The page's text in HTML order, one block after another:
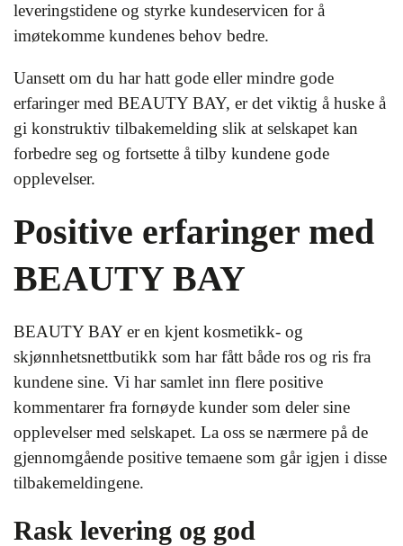
leveringstidene og styrke kundeservicen for å
imøtekomme kundenes behov bedre.
Uansett om du har hatt gode eller mindre gode
erfaringer med BEAUTY BAY, er det viktig å huske å
gi konstruktiv tilbakemelding slik at selskapet kan
forbedre seg og fortsette å tilby kundene gode
opplevelser.
Positive erfaringer med
BEAUTY BAY
BEAUTY BAY er en kjent kosmetikk- og
skjønnhetsnettbutikk som har fått både ros og ris fra
kundene sine. Vi har samlet inn flere positive
kommentarer fra fornøyde kunder som deler sine
opplevelser med selskapet. La oss se nærmere på de
gjennomgående positive temaene som går igjen i disse
tilbakemeldingene.
Rask levering og god